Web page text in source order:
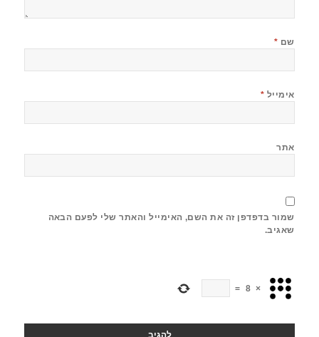
שם *
אימייל *
אתר
שמור בדפדפן זה את השם, האימייל והאתר שלי לפעם הבאה
שאגיב.
×
8
=